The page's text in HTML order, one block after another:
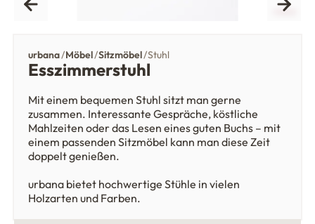
urbana Möbel Sitzmöbel Stuhl
Esszimmerstuhl
Mit einem bequemen Stuhl sitzt man gerne
zusammen. Interessante Gespräche, köstliche
Mahlzeiten oder das Lesen eines guten Buchs – mit
einem passenden Sitzmöbel kann man diese Zeit
doppelt genießen.
urbana bietet hochwertige Stühle in vielen
Holzarten und Farben.